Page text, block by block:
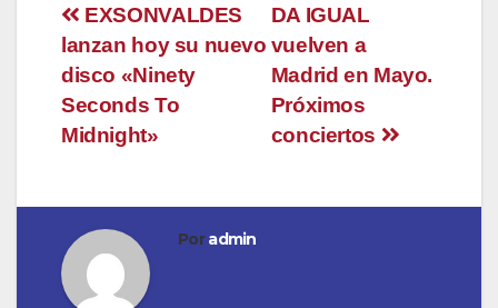
Navegación
de
entradas
DA IGUAL
vuelven a
Madrid en Mayo.
Próximos
conciertos
EXSONVALDES
lanzan hoy su nuevo
disco «Ninety
Seconds To
Midnight»
Poradmin